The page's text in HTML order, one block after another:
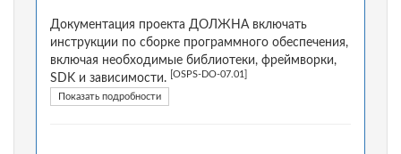
Документация проекта ДОЛЖНА включать
инструкции по сборке программного обеспечения,
включая необходимые библиотеки, фреймворки,
SDK и зависимости.
[OSPS-DO-07.01]
Показать подробности